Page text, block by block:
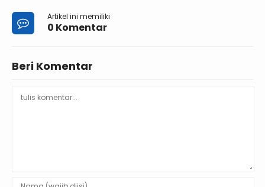
Artikel ini memiliki
0 Komentar
Beri Komentar